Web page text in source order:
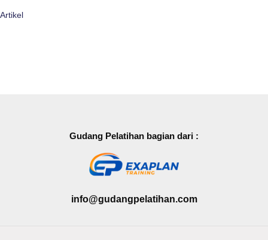
Artikel
Gudang Pelatihan bagian dari :
info@gudangpelatihan.com